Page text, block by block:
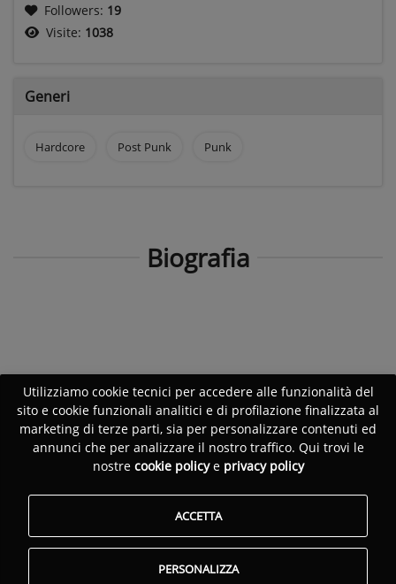
Followers: 19
Visite: 1038
Generi
Hardcore Post Punk Punk
Biografia
Utilizziamo cookie tecnici per accedere alle funzionalità del
sito e cookie funzionali analitici e di profilazione finalizzata al
marketing di terze parti, sia per personalizzare contenuti ed
annunci che per analizzare il nostro traffico. Qui trovi le
nostre cookie policye privacy policy
ACCETTA
PERSONALIZZA